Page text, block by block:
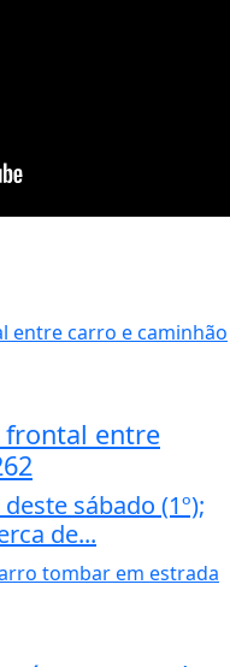
frontal entre
sábado (1º);
de...